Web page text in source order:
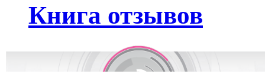
Книга отзывов